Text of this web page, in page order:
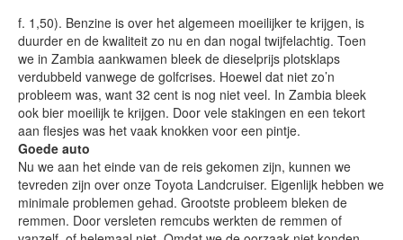
f. 1,50). Benzine is over het algemeen moeilijker te krijgen, is
duurder en de kwaliteit zo nu en dan nogal twijfelachtig. Toen
we in Zambia aankwamen bleek de dieselprijs plotsklaps
verdubbeld vanwege de golfcrises. Hoewel dat niet zo’n
probleem was, want 32 cent is nog niet veel. In Zambia bleek
ook bier moeilijk te krijgen. Door vele stakingen en een tekort
aan flesjes was het vaak knokken voor een pintje.
Goede auto
Nu we aan het einde van de reis gekomen zijn, kunnen we
tevreden zijn over onze Toyota Landcruiser. Eigenlijk hebben we
minimale problemen gehad. Grootste probleem bleken de
remmen. Door versleten remcubs werkten de remmen of